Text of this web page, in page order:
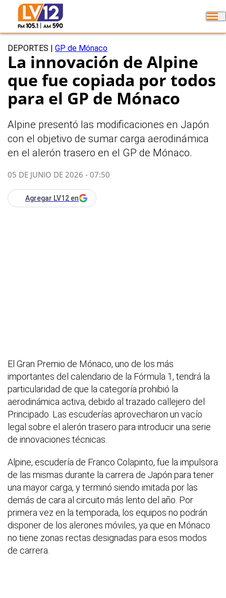
DEPORTES GP de Mónaco
La innovación de Alpine
que fue copiada por todos
para el GP de Mónaco
Alpine presentó las modificaciones en Japón
con el objetivo de sumar carga aerodinámica
en el alerón trasero en el GP de Mónaco.
05 DE JUNIO DE 2026 - 07:50
Agregar LV12 en
El Gran Premio de Mónaco, uno de los más
importantes del calendario de la Fórmula 1, tendrá la
particularidad de que la categoría prohibió la
aerodinámica activa, debido al trazado callejero del
Principado. Las escuderías aprovecharon un vacío
legal sobre el alerón trasero para introducir una serie
de innovaciones técnicas.
Alpine, escudería de Franco Colapinto, fue la impulsora
de las mismas durante la carrera de Japón para tener
una mayor carga, y terminó siendo imitada por las
demás de cara al circuito más lento del año. Por
primera vez en la temporada, los equipos no podrán
disponer de los alerones móviles, ya que en Mónaco
no tiene zonas rectas designadas para esos modos
de carrera.